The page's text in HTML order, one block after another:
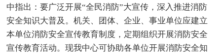
中指出：要广泛开展“全民消防”大宣传，深入推进消防
安全知识大普及。机关、团体、企业、事业单位应建立
本单位消防安全宣传教育制度，定期组织开展消防安全
宣传教育活动。现我中心可协助各单位开展消防安全知